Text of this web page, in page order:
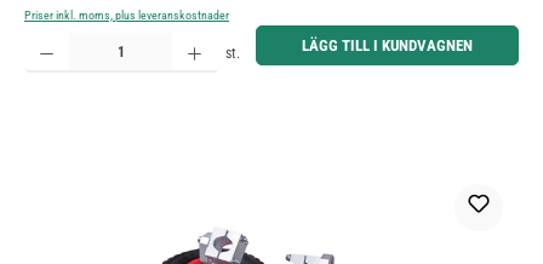
Priser inkl. moms, plus leveranskostnader
Produktkvantitet: Ange önskat belopp eller använd knapparna för att öka eller minska kvantiteten.
st. LÄGG TILL I KUNDVAGNEN